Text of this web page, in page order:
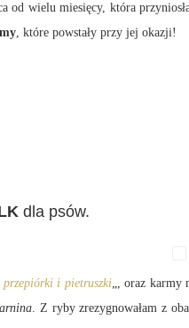
od wielu miesięcy, która
, które powstały przy jej okazji!
dla psów.
przepiórki i pietruszki„, oraz karmy
. Z ryby zrezygnowałam z